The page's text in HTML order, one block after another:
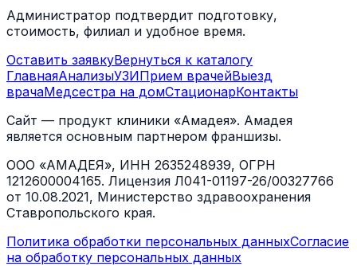
Администратор подтвердит подготовку,
стоимость, филиал и удобное время.
Оставить заявкуВернуться к каталогу
ГлавнаяАнализыУЗИПрием врачейВыезд
врачаМедсестра на домСтационарКонтакты
Сайт — продукт клиники «Амадея». Амадея
является основным партнером франшизы.
ООО «АМАДЕЯ», ИНН 2635248939, ОГРН
1212600004165. Лицензия Л041-01197-26/00327766
от 10.08.2021, Министерство здравоохранения
Ставропольского края.
Политика обработки персональных данныхСогласие
на обработку персональных данных